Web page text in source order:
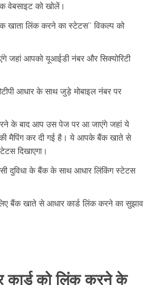
वेबसाइट को खोलें।
खाता लिंक करने का स्टेटस” विकल्प को
आपको यूआईडी नंबर और सिक्योरिटी
आधार के साथ जुड़े मोबाइल नंबर पर
के बाद आप उस पेज पर आ जाएंगे जहां ये
की मैपिंग कर दी गई है। ये आपके बैंक खाते से
दिखाएगा।
दुविधा के बैंक के साथ आधार लिंकिंग स्टेटस
बैंक खाते से आधार कार्ड लिंक करने का सुझाव
को लिंक करने के